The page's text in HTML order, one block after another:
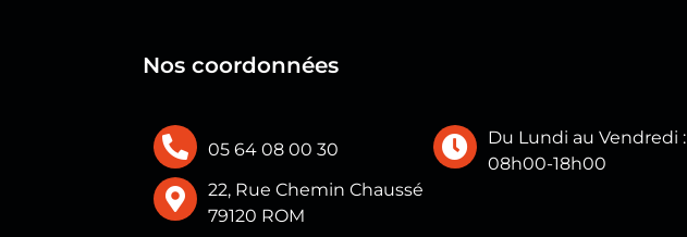
Nos coordonnées
05 64 08 00 30
Du Lundi au Vendredi :
08h00-18h00
22, Rue Chemin Chaussé
79120 ROM